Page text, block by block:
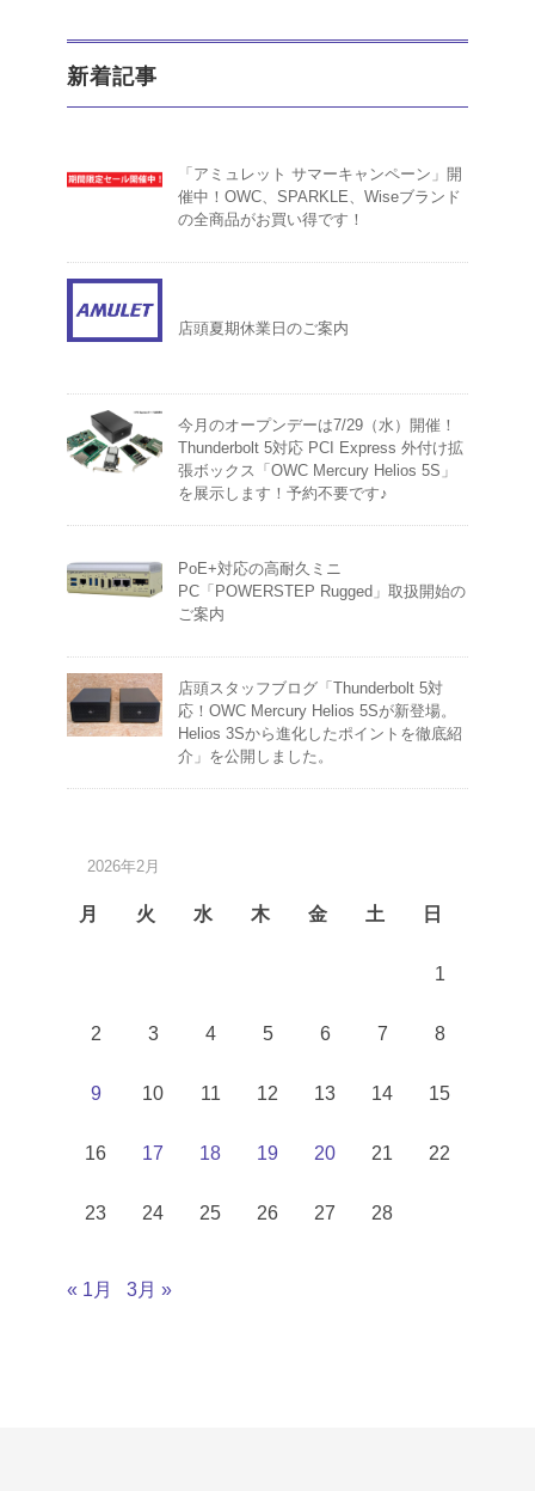
新着記事
「アミュレット サマーキャンペーン」開
催中！OWC、SPARKLE、Wiseブランド
の全商品がお買い得です！
店頭夏期休業日のご案内
今月のオープンデーは7/29（水）開催！
Thunderbolt 5対応 PCI Express 外付け拡
張ボックス「OWC Mercury Helios 5S」
を展示します！予約不要です♪
PoE+対応の高耐久ミニ
PC「POWERSTEP Rugged」取扱開始の
ご案内
店頭スタッフブログ「Thunderbolt 5対
応！OWC Mercury Helios 5Sが新登場。
Helios 3Sから進化したポイントを徹底紹
介」を公開しました。
2026年2月
月 火 水 木 金 土 日
1
2 3 4 5 6 7 8
9 10 11 12 13 14 15
16 17 18 19 20 21 22
23 24 25 26 27 28
« 1月 3月 »